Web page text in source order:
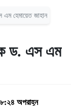
হেমায়েত জাহান
ড. এস এম
অপরাহ্ন